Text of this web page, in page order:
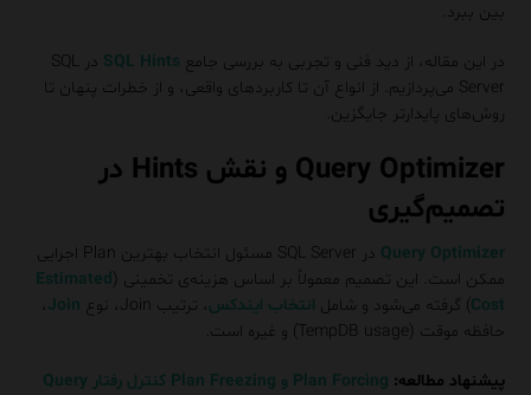
بین ببرد.
در این مقاله، از دید فنی و تجربی به بررسی جامع SQL Hints
در SQL
Server می‌پردازیم. از انواع آن تا کاربردهای واقعی، و از خطرات پنهان تا
روش‌های پایدارتر جایگزین.
Query Optimizer و نقش Hints در
تصمیم‌گیری
Query Optimizer
در SQL Server مسئول انتخاب بهترین Plan اجرایی
ممکن است. این تصمیم معمولاً بر اساس هزینه‌ی تخمینی (Estimated
Cost) گرفته می‌شود و شامل انتخاب ایندکس، ترتیب Join، نوع Join،
حافظه‌ موقت (TempDB usage) و غیره است.
پیشنهاد مطالعه:
Plan Forcing و Plan Freezing کنترل رفتار Query